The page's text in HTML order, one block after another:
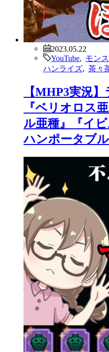
2023.05.22
YouTube
モン
ハンライズ
茶々
【MHP3実況
『ベリオロス
ル亜種』『イ
ハンポータブル